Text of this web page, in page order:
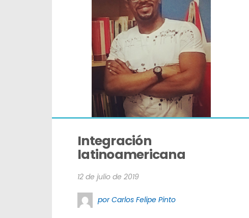
Integración
latinoamericana
12 de julio de 2019
por Carlos Felipe Pinto